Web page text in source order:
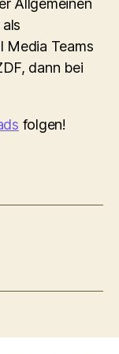
Allgemeinen
Media Teams
dann bei
folgen!